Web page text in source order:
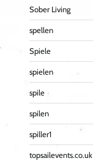
Sober Living
spellen
Spiele
spielen
spile
spilen
spiller1
topsailevents.co.uk